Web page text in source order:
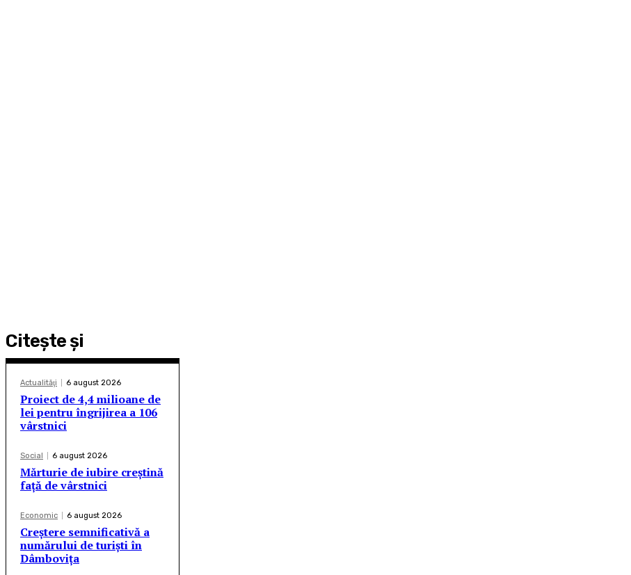
Citeşte şi
Actualităţi 6 august 2026
Proiect de 4,4 milioane de
lei pentru îngrijirea a 106
vârstnici
Social 6 august 2026
Mărturie de iubire creștină
față de vârstnici
Economic 6 august 2026
Creștere semnificativă a
numărului de turiști în
Dâmbovița